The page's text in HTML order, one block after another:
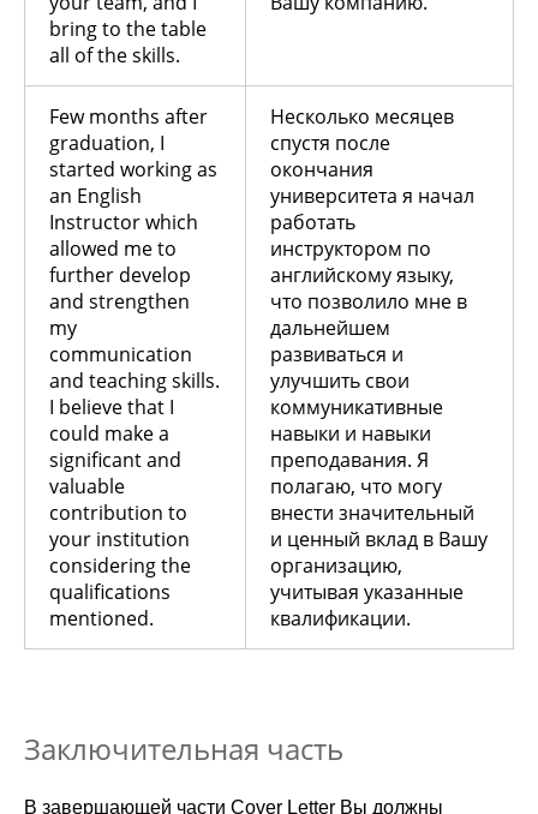
bring to the table
all of the skills.
Few months after
graduation, I
started working as
an English
Instructor which
allowed me to
further develop
and strengthen
my
communication
and teaching skills.
I believe that I
could make a
significant and
valuable
contribution to
your institution
considering the
qualifications
mentioned.
Несколько месяцев
спустя после
окончания
университета я начал
работать
инструктором по
английскому языку,
что позволило мне в
дальнейшем
развиваться и
улучшить свои
коммуникативные
навыки и навыки
преподавания. Я
полагаю, что могу
внести значительный
и ценный вклад в Вашу
организацию,
учитывая указанные
квалификации.
Заключительная часть
В завершающей части Cover Letter Вы должны